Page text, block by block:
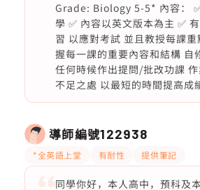
Grade: Biology 5-5* 內容：
學 ✅ 內容以英文版本為主 ✅
習 以應對考試 並且教授每課
握每一課的重要內容和結構 自
任何時候作出提問/批改功課
不足之處 以最短的時間提高成
導師編號122938
*全英語上堂 有耐性 提供筆記
同學你好，本人高中，預科及